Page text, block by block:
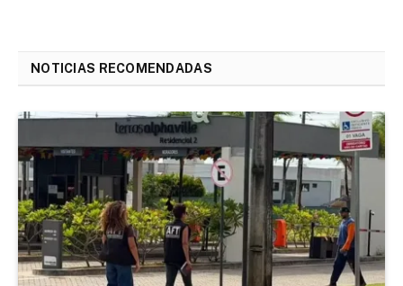
NOTICIAS RECOMENDADAS